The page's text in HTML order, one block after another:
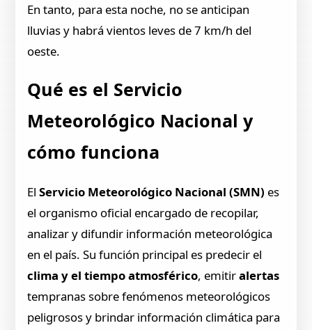
En tanto, para esta noche, no se anticipan
lluvias y habrá vientos leves de 7 km/h del
oeste.
Qué es el Servicio
Meteorológico Nacional y
cómo funciona
ElServicio Meteorológico Nacional (SMN) es
el organismo oficial encargado de recopilar,
analizar y difundir información meteorológica
en el país. Su función principal es predecir el
clima y el tiempo atmosférico, emitiralertas
tempranas sobre fenómenos meteorológicos
peligrosos y brindar información climática para